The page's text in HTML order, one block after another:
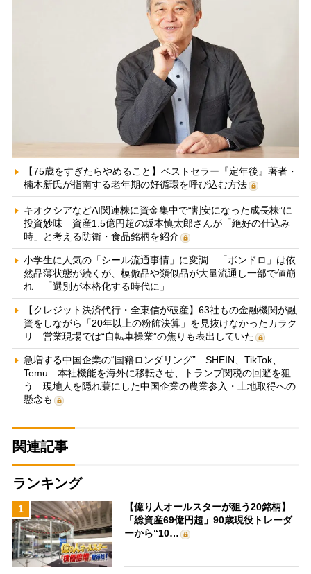
【75歳をすぎたらやめること】ベストセラー『定年後』著者・
楠木新氏が指南する老年期の好循環を呼び込む方法
キオクシアなどAI関連株に資金集中で“割安になった成長株”に
投資妙味 資産1.5億円超の坂本慎太郎さんが「絶好の仕込み
時」と考える防衛・食品銘柄を紹介
小学生に人気の「シール流通事情」に変調 「ボンドロ」は依
然品薄状態が続くが、模倣品や類似品が大量流通し一部で値崩
れ 「選別が本格化する時代に」
【クレジット決済代行・全東信が破産】63社もの金融機関が融
資をしながら「20年以上の粉飾決算」を見抜けなかったカラク
リ 営業現場では“自転車操業”の焦りも表出していた
急増する中国企業の“国籍ロンダリング” SHEIN、TikTok、
Temu…本社機能を海外に移転させ、トランプ関税の回避を狙
う 現地人を隠れ蓑にした中国企業の農業参入・土地取得への
懸念も
関連記事
ランキング
1
【億り人オールスターが狙う20銘柄】
「総資産69億円超」90歳現役トレーダ
ーから“10…